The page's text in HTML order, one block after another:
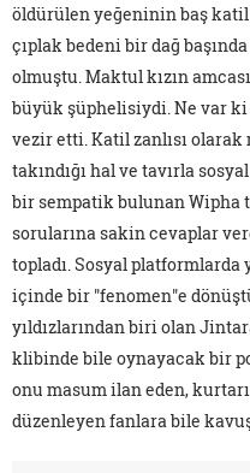
öldürülen yeğeninin baş katil
çıplak bedeni bir dağ
olmuştu. Maktul kızın
büyük şüphelisiydi. Ne var
vezir etti. Katil zanlısı
takındığı hal ve tavırla
bir sempatik bulunan Wipha
sorularına sakin cevaplar
topladı. Sosyal platformlarda
içinde bir "fenomen"e
yıldızlarından biri olan
klibinde bile oynayacak bir
onu masum ilan eden,
düzenleyen fanlara bile